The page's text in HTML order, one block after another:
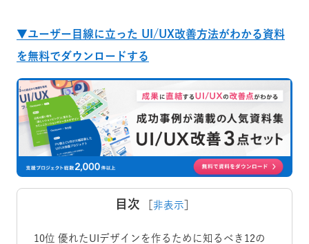
▼ユーザー目線に立った UI/UX改善方法がわかる資料
を無料でダウンロードする
目次 非表示
10位 優れたUIデザインを作るために知るべき12の